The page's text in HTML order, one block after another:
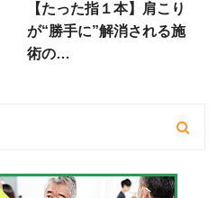
【たった指１本】肩こり
が“勝手に”解消される施
術の…